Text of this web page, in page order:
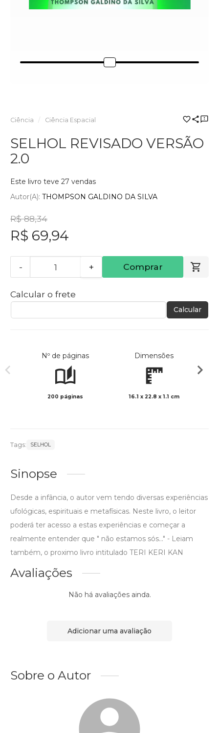
Ciência Ciência Espacial
SELHOL REVISADO VERSÃO
2.0
Este livro teve 27 vendas
Autor(a): THOMPSON GALDINO DA SILVA
R$ 88,34
R$ 69,94
- + Comprar
Calcular o frete
Calcular
Nº de páginas
200 páginas
Dimensões
16.1 x 22.8 x 1.1 cm
Tags: SELHOL
Sinopse
Desde a infância, o autor vem tendo diversas experiências
ufológicas, espirituais e metafísicas. Neste livro, o leitor
poderá ter acesso a estas experiências e começar a
realmente entender que " não estamos sós..." - Leiam
também, o proximo livro intitulado TERI KERI KAN
Avaliações
Não há avaliações ainda.
Adicionar uma avaliação
Sobre o Autor